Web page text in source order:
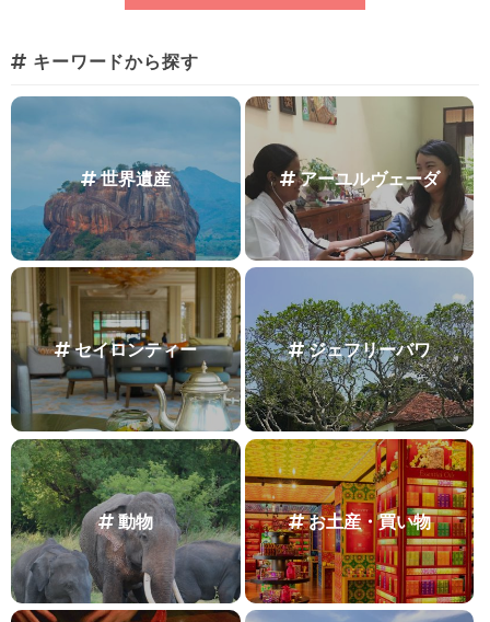
キーワードから探す
世界遺産 アーユルヴェーダ
セイロンティー ジェフリーバワ
動物 お土産・買い物